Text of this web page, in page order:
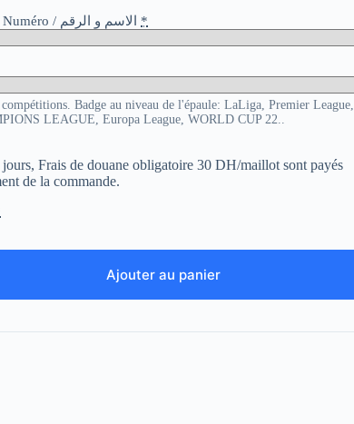
Personnalisation Flocage: Nom et Numéro / الاسم و الرقم *
Badge au niveau de l'épaule: LaLiga, Premier League,
LEAGUE, Europa League, WORLD CUP 22..
Frais de douane obligatoire 30 DH/maillot sont payés
de la commande.
Ajouter au panier